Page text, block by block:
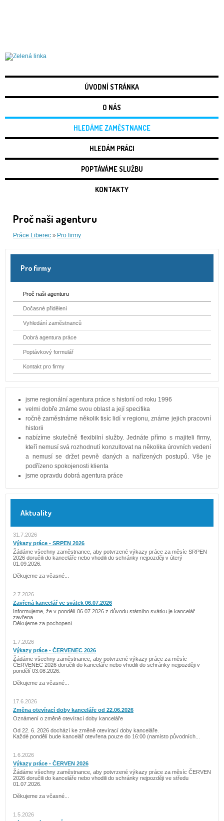
ÚVODNÍ STRÁNKA
O NÁS
HLEDÁME ZAMĚSTNANCE
HLEDÁM PRÁCI
POPTÁVÁME SLUŽBU
KONTAKTY
Proč naši agenturu
Pro firmy
«
Práce Liberec
jsme regionální agentura práce s historií od roku 1996
velmi dobře známe svou oblast a její specifika
ročně zaměstnáme několik tisíc lidí v regionu, známe jejich pracovní
historii
nabízíme skutečně flexibilní služby. Jednáte přímo s majiteli firmy,
kteří nemusí svá rozhodnutí konzultovat na několika úrovních vedení
a nemusí se držet pevně daných a nařízených postupů. Vše je
podřízeno spokojenosti klienta
jsme opravdu dobrá agentura práce
Pro firmy
Proč naši agenturu
Dočasné přidělení
Vyhledání zaměstnanců
Dobrá agentura práce
Poptávkový formulář
Kontakt pro firmy
Aktuality
31.7.2026
Výkazy práce - SRPEN 2026
Žádáme všechny zaměstnance, aby potvrzené výkazy práce za měsíc SRPEN
2026 doručili do kanceláře nebo vhodili do schránky nejpozději v úterý
01.09.2026.
Děkujeme za včasné...
2.7.2026
Zavřená kancelář ve svátek 06.07.2026
Informujeme, že v pondělí 06.07.2026 z důvodu státního svátku je kancelář
zavřena.
Děkujeme za pochopení.
1.7.2026
Výkazy práce - ČERVENEC 2026
Žádáme všechny zaměstnance, aby potvrzené výkazy práce za měsíc
ČERVENEC 2026 doručili do kanceláře nebo vhodili do schránky nejpozději v
pondělí 03.08.2026.
Děkujeme za včasné...
17.6.2026
Změna otevírací doby kanceláře od 22.06.2026
Oznámení o změně otevírací doby kanceláře
Od 22. 6. 2026 dochází ke změně otevírací doby kanceláře.
Každé pondělí bude kancelář otevřena pouze do 16:00 (namísto původních...
1.6.2026
Výkazy práce - ČERVEN 2026
Žádáme všechny zaměstnance, aby potvrzené výkazy práce za měsíc ČERVEN
2026 doručili do kanceláře nebo vhodili do schránky nejpozději ve středu
01.07.2026.
Děkujeme za včasné...
1.5.2026